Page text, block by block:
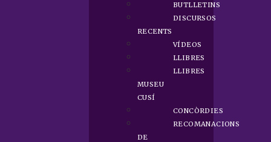
BUTLLETINS
DISCURSOS
RECENTS
VÍDEOS
LLIBRES
LLIBRES
MUSEU
CUSÍ
CONCÒRDIES
RECOMANACIONS
DE